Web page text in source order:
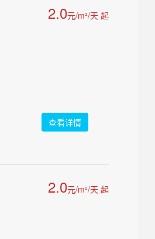
2.0元/m²/天 起
查看详情
2.0元/m²/天 起